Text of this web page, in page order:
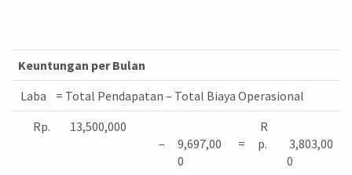
Keuntungan per Bulan
Laba = Total Pendapatan – Total Biaya Operasional
Rp.
13,500,000
–
9,697,00
0
=
R
p.
3,803,00
0